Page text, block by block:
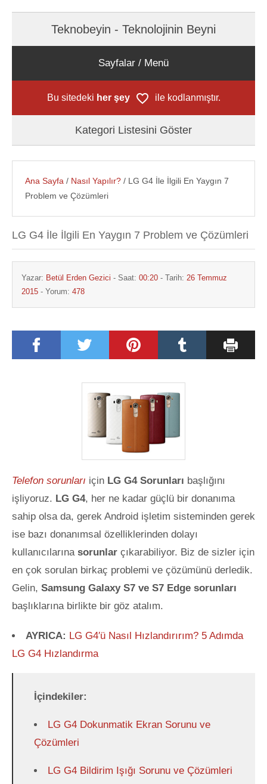
Teknobeyin - Teknolojinin Beyni
Sayfalar / Menü
Bu sitedeki her şey ile kodlanmıştır.
Kategori Listesini Göster
Ana Sayfa / Nasıl Yapılır? / LG G4 İle İlgili En Yaygın 7
Problem ve Çözümleri
LG G4 İle İlgili En Yaygın 7 Problem ve Çözümleri
Yazar: Betül Erden Gezici - Saat: 00:20 - Tarih: 26 Temmuz
2015 - Yorum: 478
Telefon sorunları için LG G4 Sorunları başlığını
işliyoruz. LG G4, her ne kadar güçlü bir donanıma
sahip olsa da, gerek Android işletim sisteminden gerek
ise bazı donanımsal özelliklerinden dolayı
kullanıcılarına sorunlar çıkarabiliyor. Biz de sizler için
en çok sorulan birkaç problemi ve çözümünü derledik.
Gelin, Samsung Galaxy S7 ve S7 Edge sorunları
başlıklarına birlikte bir göz atalım.
AYRICA: LG G4′ü Nasıl Hızlandırırım? 5 Adımda
LG G4 Hızlandırma
İçindekiler:
LG G4 Dokunmatik Ekran Sorunu ve
Çözümleri
LG G4 Bildirim Işığı Sorunu ve Çözümleri